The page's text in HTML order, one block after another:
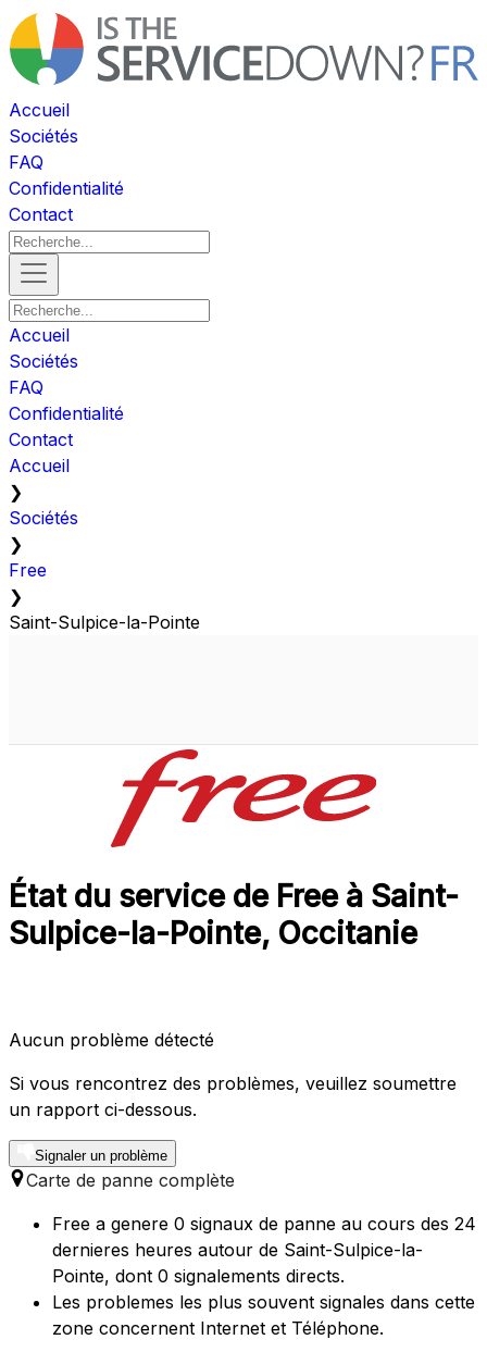
Accueil
Sociétés
FAQ
Confidentialité
Contact
Accueil
Sociétés
FAQ
Confidentialité
Contact
Accueil
❯
Sociétés
❯
Free
❯
Saint-Sulpice-la-Pointe
État du service de Free à Saint-
Sulpice-la-Pointe, Occitanie
Aucun problème détecté
Si vous rencontrez des problèmes, veuillez soumettre
un rapport ci-dessous.
Signaler un problème
Carte de panne complète
Free a genere 0 signaux de panne au cours des 24
dernieres heures autour de Saint-Sulpice-la-
Pointe, dont 0 signalements directs.
Les problemes les plus souvent signales dans cette
zone concernent Internet et Téléphone.